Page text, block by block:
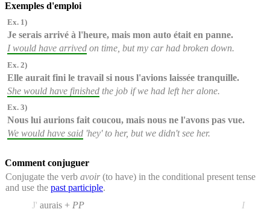
Exemples d'emploi
Ex. 1)
Je serais arrivé à l'heure, mais mon auto était en panne.
I would have arrived on time, but my car had broken down.
Ex. 2)
Elle aurait fini le travail si nous l'avions laissée tranquille.
She would have finished the job if we had left her alone.
Ex. 3)
Nous lui aurions fait coucou, mais nous ne l'avons pas vue.
We would have said 'hey' to her, but we didn't see her.
Comment conjuguer
Conjugate the verb avoir(to have) in the conditional present tense
and use the past participle.
J' aurais + PP
I